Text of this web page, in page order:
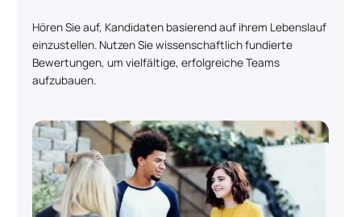
Hören Sie auf, Kandidaten basierend auf ihrem Lebenslauf
einzustellen. Nutzen Sie wissenschaftlich fundierte
Bewertungen, um vielfältige, erfolgreiche Teams
aufzubauen.